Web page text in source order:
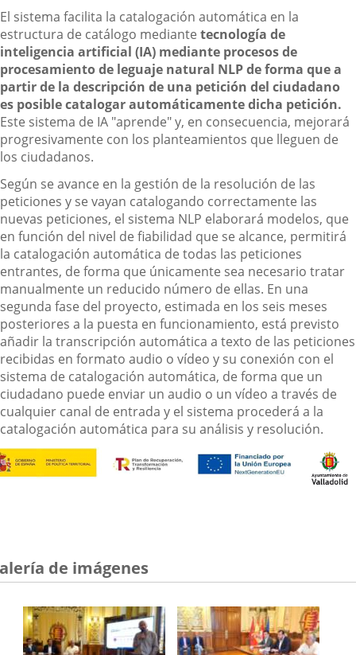
El sistema facilita la catalogación automática en la
estructura de catálogo mediante tecnología de
inteligencia artificial (IA) mediante procesos de
procesamiento de leguaje natural NLP de forma que a
partir de la descripción de una petición del ciudadano
es posible catalogar automáticamente dicha petición.
Este sistema de IA "aprende" y, en consecuencia, mejorará
progresivamente con los planteamientos que lleguen de
los ciudadanos.
Según se avance en la gestión de la resolución de las
peticiones y se vayan catalogando correctamente las
nuevas peticiones, el sistema NLP elaborará modelos, que
en función del nivel de fiabilidad que se alcance, permitirá
la catalogación automática de todas las peticiones
entrantes, de forma que únicamente sea necesario tratar
manualmente un reducido número de ellas. En una
segunda fase del proyecto, estimada en los seis meses
posteriores a la puesta en funcionamiento, está previsto
añadir la transcripción automática a texto de las peticiones
recibidas en formato audio o vídeo y su conexión con el
sistema de catalogación automática, de forma que un
ciudadano puede enviar un audio o un vídeo a través de
cualquier canal de entrada y el sistema procederá a la
catalogación automática para su análisis y resolución.
de imágenes